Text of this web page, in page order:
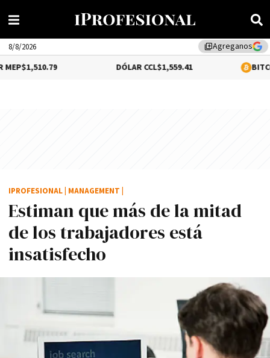
library_addAgreganos
8/8/2026
$1,559.41 0.12%
Estiman que más de la mitad
de los trabajadores está
insatisfecho
IPROFESIONAL MANAGEMENT